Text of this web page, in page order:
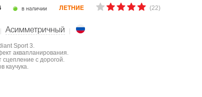
в наличии ЛЕТНИЕ (22)
Асимметричный
Sport 3.
аквапланирования.
с дорогой.
каучука.